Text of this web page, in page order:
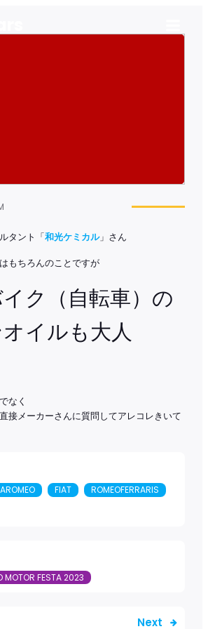
タント「和光ケミカル」さん
もちろんのことですが
ク（自転車）の
イルも大人
なく
接メーカーさんに質問してアレコレきいて
FIAT
ROMEOFERRARIS
MOTOR FESTA 2023
Next